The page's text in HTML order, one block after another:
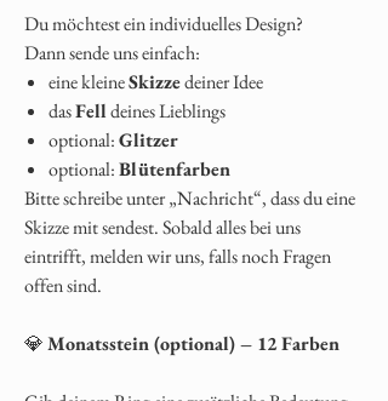
Du möchtest ein individuelles Design?
Dann sende uns einfach:
eine kleineSkizzedeiner Idee
dasFelldeines Lieblings
optional:Glitzer
optional:Blütenfarben
Bitte schreibe unter „Nachricht“, dass du eine
Skizze mit sendest. Sobald alles bei uns
eintrifft, melden wir uns, falls noch Fragen
offen sind.
💎Monatsstein (optional) – 12 Farben